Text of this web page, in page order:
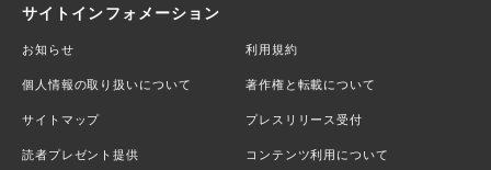
サイトインフォメーション
お知らせ 利用規約
個人情報の取り扱いについて 著作権と転載について
サイトマップ プレスリリース受付
読者プレゼント提供 コンテンツ利用について